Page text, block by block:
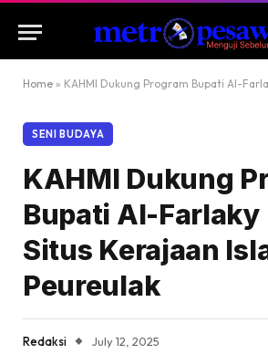
Home » KAHMI Dukung Program Bupati Al-Farlaky Pugar
SENI BUDAYA
KAHMI Dukung
Bupati Al-Farlaky
Situs Kerajaan
Peureulak
Redaksi
July 12, 2025